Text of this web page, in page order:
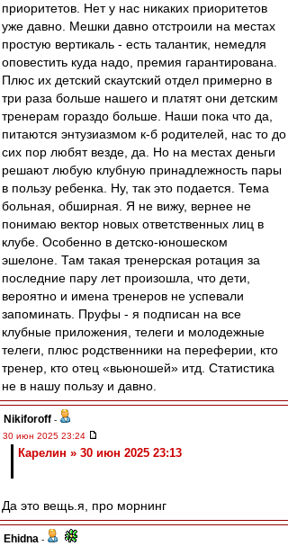
приоритетов. Нет у нас никаких приоритетов
уже давно. Мешки давно отстроили на местах
простую вертикаль - есть талантик, немедля
оповестить куда надо, премия гарантирована.
Плюс их детский скаутский отдел примерно в
три раза больше нашего и платят они детским
тренерам гораздо больше. Наши пока что да,
питаются энтузиазмом к-б родителей, нас то до
сих пор любят везде, да. Но на местах деньги
решают любую клубную принадлежность пары
в пользу ребенка. Ну, так это подается. Тема
больная, обширная. Я не вижу, вернее не
понимаю вектор новых ответственных лиц в
клубе. Особенно в детско-юношеском
эшелоне. Там такая тренерская ротация за
последние пару лет произошла, что дети,
вероятно и имена тренеров не успевали
запоминать. Пруфы - я подписан на все
клубные приложения, телеги и молодежные
телеги, плюс родственники на переферии, кто
тренер, кто отец «вьюношей» итд. Статистика
не в нашу пользу и давно.
Nikiforoff -
30 июн 2025 23:24
Карелин » 30 июн 2025 23:13
Да это вещь.я, про морнинг
Ehidna -